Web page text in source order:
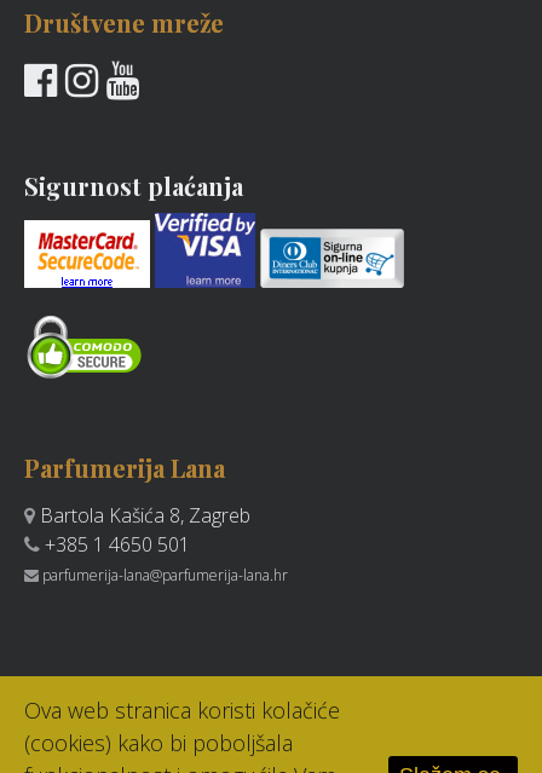
Društvene mreže
Sigurnost plaćanja
Parfumerija Lana
Bartola Kašića 8, Zagreb
+385 1 4650 501
parfumerija-lana@parfumerija-lana.hr
Ova web stranica koristi kolačiće
(cookies) kako bi poboljšala